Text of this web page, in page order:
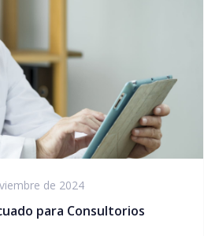
de 2024
para Consultorios